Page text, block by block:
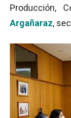
Producción,
Argañaraz,